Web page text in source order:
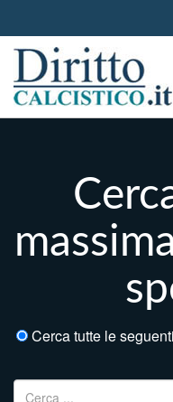
Cerca tutte le
Ricerca per: